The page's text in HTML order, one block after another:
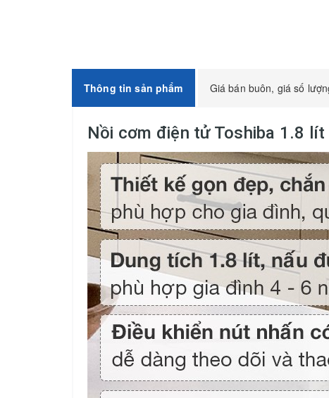
Thông tin sản phẩm Giá bán buôn, giá số
Nồi cơm điện tử Toshiba 1.8 lít